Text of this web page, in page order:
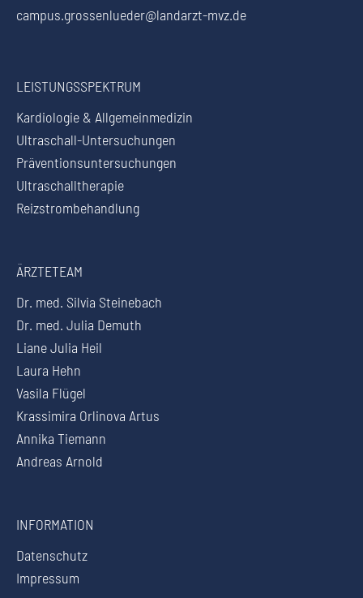
campus.grossenlueder@landarzt-mvz.de
LEISTUNGSSPEKTRUM
Kardiologie & Allgemeinmedizin
Ultraschall-Untersuchungen
Präventionsuntersuchungen
Ultraschalltherapie
Reizstrombehandlung
ÄRZTETEAM
Dr. med. Silvia Steinebach
Dr. med. Julia Demuth
Liane Julia Heil
Laura Hehn
Vasila Flügel
Krassimira Orlinova Artus
Annika Tiemann
Andreas Arnold
INFORMATION
Datenschutz
Impressum